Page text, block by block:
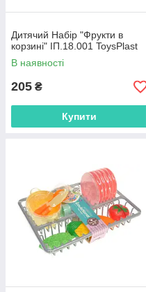
Дитячий Набір "Фрукти в
корзині" ІП.18.001 ToysPlast
В наявності
205 ₴
Купити